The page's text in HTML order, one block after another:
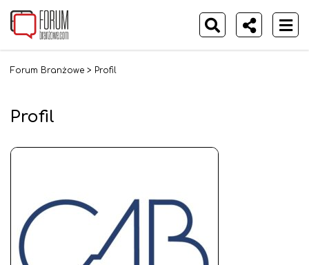
Forum Branżowe > Profil
Profil